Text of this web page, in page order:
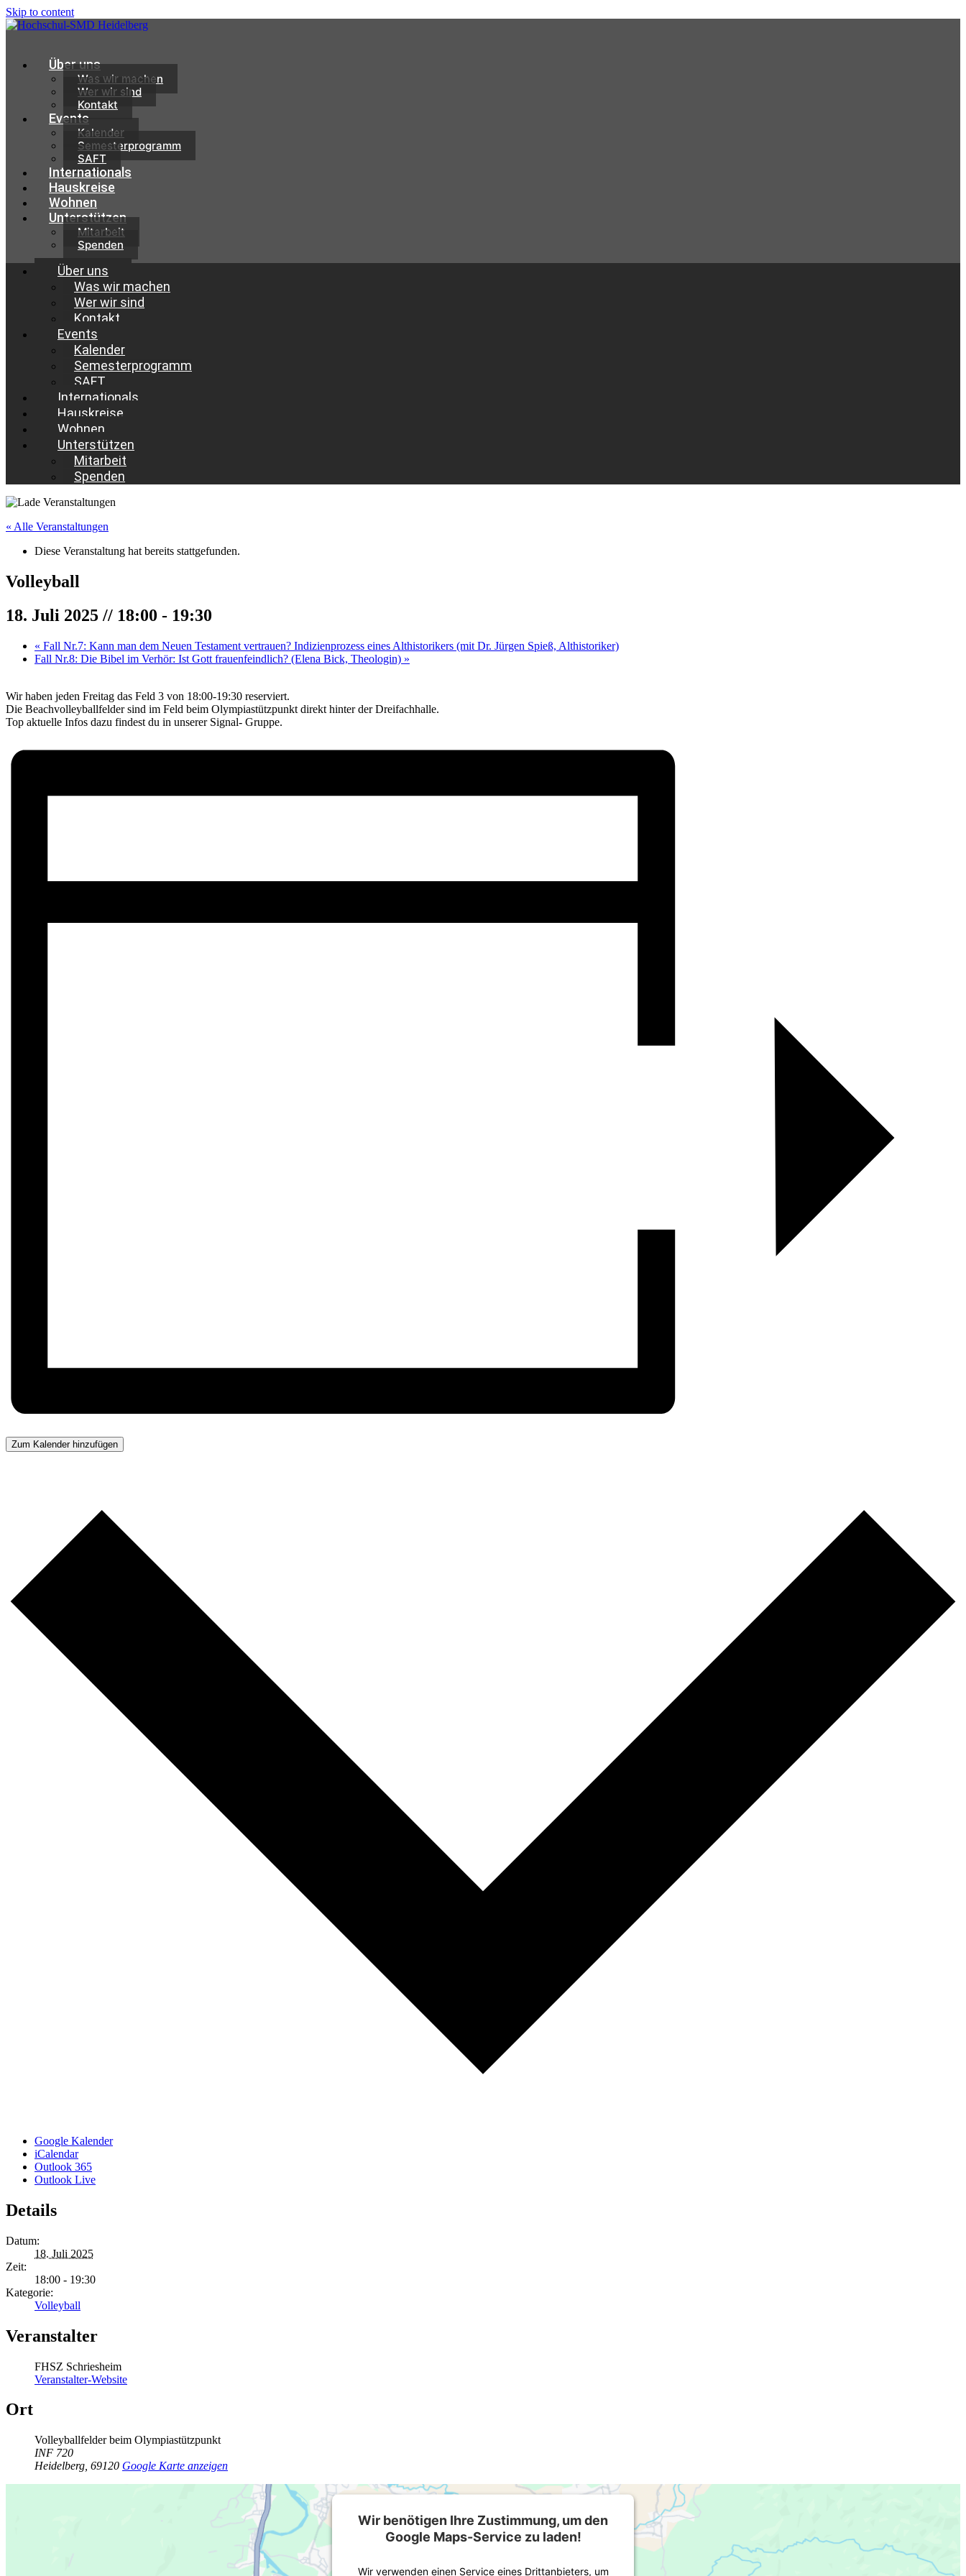
Skip to content
Über uns
Was wir machen
Wer wir sind
Kontakt
Events
Kalender
Semesterprogramm
SAFT
Internationals
Hauskreise
Wohnen
Unterstützen
Mitarbeit
Spenden
Über uns
Was wir machen
Wer wir sind
Kontakt
Events
Kalender
Semesterprogramm
SAFT
Internationals
Hauskreise
Wohnen
Unterstützen
Mitarbeit
Spenden
« Alle Veranstaltungen
Diese Veranstaltung hat bereits stattgefunden.
Volleyball
18. Juli 2025 // 18:00 - 19:30
« Fall Nr.7: Kann man dem Neuen Testament vertrauen? Indizienprozess eines Althistorikers (mit Dr. Jürgen Spieß, Althistoriker)
Fall Nr.8: Die Bibel im Verhör: Ist Gott frauenfeindlich? (Elena Bick, Theologin) »
Wir haben jeden Freitag das Feld 3 von 18:00-19:30 reserviert.
Die Beachvolleyballfelder sind im Feld beim Olympiastützpunkt direkt hinter der Dreifachhalle.
Top aktuelle Infos dazu findest du in unserer Signal- Gruppe.
Zum Kalender hinzufügen
Google Kalender
iCalendar
Outlook 365
Outlook Live
Details
Datum:
18. Juli 2025
Zeit:
18:00 - 19:30
Kategorie:
Volleyball
Veranstalter
FHSZ Schriesheim
Veranstalter-Website
Ort
Volleyballfelder beim Olympiastützpunkt
INF 720
Heidelberg 69120 Google Karte anzeigen
Wir benötigen Ihre Zustimmung, um den
Google Maps-Service zu laden!
Wir verwenden einen Service eines Drittanbieters, um